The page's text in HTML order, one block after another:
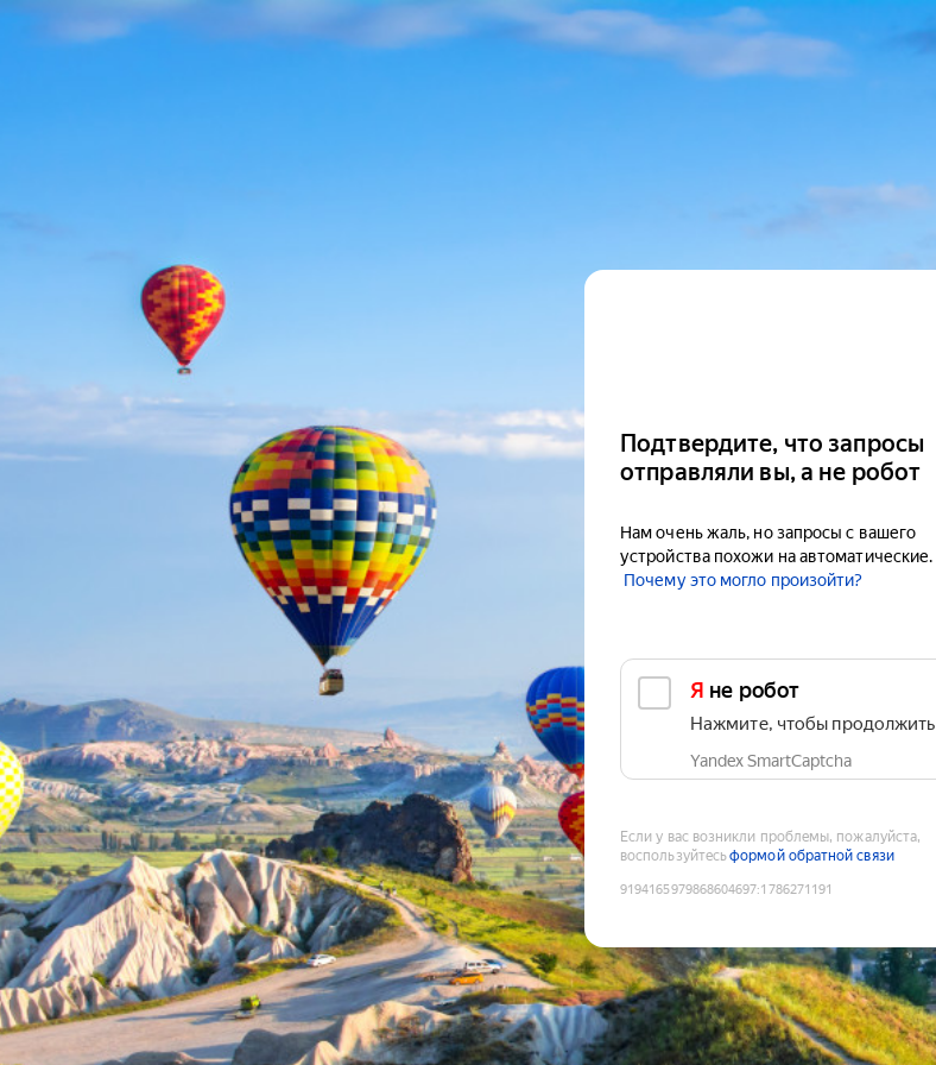
Подтвердите, что запросы
отправляли вы, а не робот
Нам очень жаль, но запросы с вашего
устройства похожи на автоматические.
Почему это могло произойти?
Я не робот
Нажмите, чтобы продолжить
Yandex SmartCaptcha
Если у вас возникли проблемы, пожалуйста,
воспользуйтесьформой обратной связи
9194165979868604697:1786271191